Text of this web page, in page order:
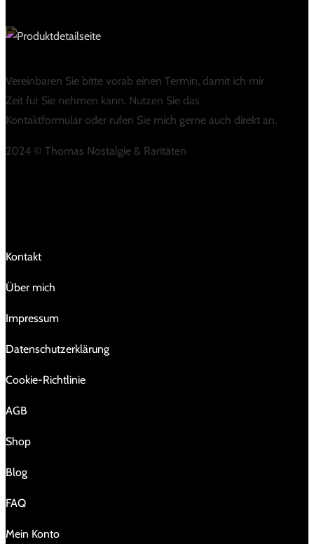
Vereinbaren Sie bitte vorab einen Termin, damit ich mir
Zeit für Sie nehmen kann. Nutzen Sie das
Kontaktformular oder rufen Sie mich gerne auch direkt an.
2024 © Thomas Nostalgie & Raritäten
Kontakt
Über mich
Impressum
Da­ten­schutz­er­klä­rung
Cookie-Richtlinie
AGB
Shop
Blog
FAQ
Mein Konto